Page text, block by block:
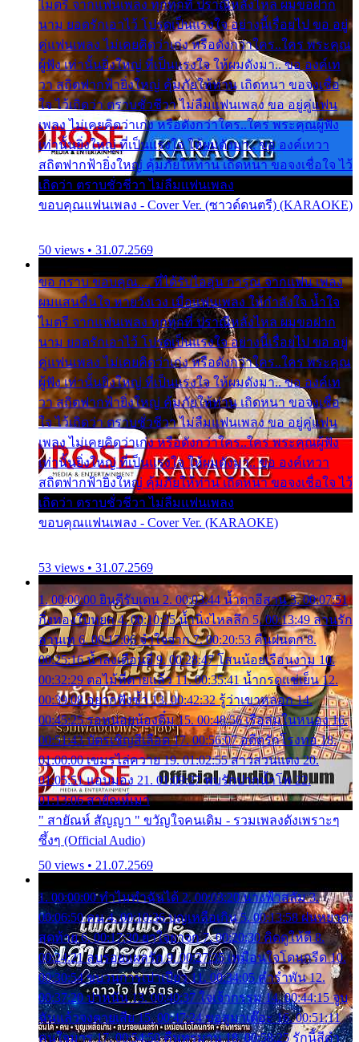
ไมตรี จากแฟนเพลง ทุกทุกที่ ปราณีหลั่งไหล ผมขอฝาก
นาม ยอดรักเอาไว้ โปรดเป็นแรงใจ อย่างนี้เรื่อยไป ขอ อยู่
คู่แฟนเพลง ไม่เคยคิดว่าเก่ง หรือดังกว่าใคร..ใคร พระคุณ
ผู้ฟัง เท่านั้นยิ่งใหญ่ ที่เป็นแรงใจ ให้ผมดังมา.. ขอ องค์เท
วา สถิตฟากฟ้ายิ่งใหญ่ คุ้มภัยให้ท่าน เถิดหนา ขอจงเชื่อ
ใจ ไว้เถิดว่า ตราบชั่วชีวา ไม่ลืมแฟนเพลง ขอ อยู่คู่แฟน
เพลง ไม่เคยคิดว่าเก่ง หรือดังกว่าใคร..ใคร พระคุณผู้ฟัง
เท่านั้นยิ่งใหญ่ ที่เป็นแรงใจ ให้ผมดังมา.. ขอ องค์เทวา
สถิตฟากฟ้ายิ่งใหญ่ คุ้มภัยให้ท่าน เถิดหนา ขอจงเชื่อใจ ไว้
เถิดว่า ตราบชั่วชีวา ไม่ลืมแฟนเพลง
ขอบคุณแฟนเพลง - Cover Ver. (ซาวด์ดนตรี) (KARAOKE)
50 views • 31.07.2569
ขอ กราบ ขอบคุณ.... ที่ได้รับไออุ่น การุณ จากแฟน เพลง
ผมแสนชื่นใจ หายวังเวง เมื่อแฟนเพลง ให้กำลังใจ น้ำใจ
ไมตรี จากแฟนเพลง ทุกทุกที่ ปราณีหลั่งไหล ผมขอฝาก
นาม ยอดรักเอาไว้ โปรดเป็นแรงใจ อย่างนี้เรื่อยไป ขอ อยู่
คู่แฟนเพลง ไม่เคยคิดว่าเก่ง หรือดังกว่าใคร..ใคร พระคุณ
ผู้ฟัง เท่านั้นยิ่งใหญ่ ที่เป็นแรงใจ ให้ผมดังมา.. ขอ องค์เท
วา สถิตฟากฟ้ายิ่งใหญ่ คุ้มภัยให้ท่าน เถิดหนา ขอจงเชื่อ
ใจ ไว้เถิดว่า ตราบชั่วชีวา ไม่ลืมแฟนเพลง ขอ อยู่คู่แฟน
เพลง ไม่เคยคิดว่าเก่ง หรือดังกว่าใคร..ใคร พระคุณผู้ฟัง
เท่านั้นยิ่งใหญ่ ที่เป็นแรงใจ ให้ผมดังมา.. ขอ องค์เทวา
สถิตฟากฟ้ายิ่งใหญ่ คุ้มภัยให้ท่าน เถิดหนา ขอจงเชื่อใจ ไว้
เถิดว่า ตราบชั่วชีวา ไม่ลืมแฟนเพลง
ขอบคุณแฟนเพลง - Cover Ver. (KARAOKE)
53 views • 31.07.2569
1. 00:00:00 ยินดีรับเดน 2. 00:03:44 น้ำตาอีสาน 3. 00:07:51
กิ่งทองใบหยก 4. 00:10:35 น้ำนิ่งไหลลึก 5. 00:13:49 ลานรัก
ลานเท 6. 00:17:06 จำใจจาก 7. 00:20:53 คืนฝนตก 8.
00:25:16 น้ำลงเดือนยี่ 9. 00:28:47 โสนน้อยเรือนงาม 10.
00:32:29 ตอไม้ที่ตายแล้ว 11. 00:35:41 น้ำกรดแช่เย็น 12.
00:39:08 อยากฟังซ้ำ 13. 00:42:32 รู้ว่าเขาหลอก 14.
00:45:25 รอหน่อยน้องติ๋ม 15. 00:48:56 เรือล่มในหนอง 16.
00:51:43 บัตรเชิญสีเลือด 17. 00:56:07 อดีตรักโรงทอ 18.
01:00:00 เขมรไล่ควาย 19. 01:02:55 สาวสวนแตง 20.
01:05:51 แอบมอง 21. 01:09:27 พบรักปากน้ำโพ 22.
01:13:06 สายัณห์เมา
" สายัณห์ สัญญา " ขวัญใจคนเดิม - รวมเพลงดังเพราะๆ
ซึ้งๆ (Official Audio)
50 views • 21.07.2569
1. 00:00:00 ทำไมทำฉันได้ 2. 00:03:20 นางฟ้าสลัม 3.
00:06:50 คน 4. 00:10:36 บุญเหลือเกิน 5. 00:13:58 ฝนหยาด
สุดท้าย 6. 00:17:30 ยาใจยาจก 7. 00:20:30 คิดดูให้ดี 8.
00:24:21 ลบรอยแผลรัก 9. 00:27:35 เหมือนใจโดนกรีด 10.
00:30:54 ขบวนการเปาเปียว 11. 00:34:05 คำรำพัน 12.
00:37:20 ปาหนัน 13. 00:40:37 ใจเจ้ากรรม 14. 00:44:15 จูบ
ฉันแล้วจงตายเสีย 15. 00:47:24 ขอสูมาเต๊อะ 16. 00:51:11
คนใจมาร 17. 00:54:50 คืนทรมาน 18. 00:58:25 รักนี้สีดำ